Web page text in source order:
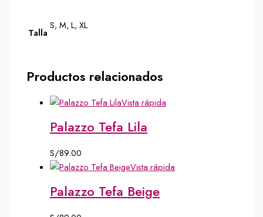
Talla
S, M, L, XL
Productos relacionados
Vista rápida
Palazzo Tefa Lila
S/89.00
Vista rápida
Palazzo Tefa Beige